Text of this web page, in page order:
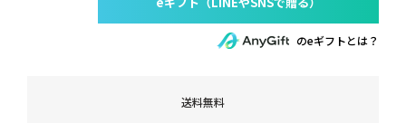
のeギフトとは？
送料無料